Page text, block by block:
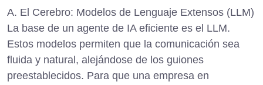
A. El Cerebro: Modelos de Lenguaje Extensos (LLM)
La base de un agente de IA eficiente es el LLM.
Estos modelos permiten que la comunicación sea
fluida y natural, alejándose de los guiones
preestablecidos. Para que una empresa en